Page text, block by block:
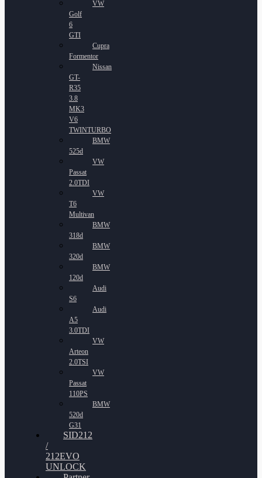
VW
Golf
6
GTI
Cupra
Formentor
Nissan
GT-
R35
3.8
MK3
V6
TWINTURBO
BMW
525d
VW
Passat
2.0TDI
VW
T6
Multivan
BMW
318d
BMW
320d
BMW
120d
Audi
S6
Audi
A5
3.0TDI
VW
Arteon
2.0TSI
VW
Passat
110PS
BMW
520d
G31
SID212
/
212EVO
UNLOCK